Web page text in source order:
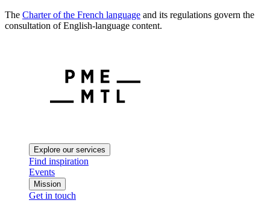
The Charter of the French language and its regulations govern the
consultation of English-language content.
Explore our services
Find inspiration
Events
Mission
Get in touch